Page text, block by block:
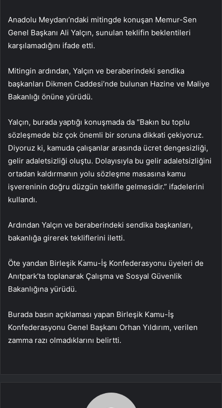
Anadolu Meydanı’ndaki mitingde konuşan Memur-Sen
Genel Başkanı Ali Yalçın, sunulan teklifin beklentileri
karşılamadığını ifade etti.
Mitingin ardından, Yalçın ve beraberindeki sendika
başkanları Dikmen Caddesi’nde bulunan Hazine ve Maliye
Bakanlığı önüne yürüdü.
Yalçın, burada yaptığı konuşmada da “Bakın bu toplu
sözleşmede biz çok önemli bir soruna dikkati çekiyoruz.
Diyoruz ki, kamuda çalışanlar arasında ücret dengesizliği,
gelir adaletsizliği oluştu. Dolayısıyla bu gelir adaletsizliğini
ortadan kaldırmanın yolu sözleşme masasına kamu
işvereninin doğru düzgün teklifle gelmesidir.” ifadelerini
kullandı.
Ardından Yalçın ve beraberindeki sendika başkanları,
bakanlığa girerek tekliflerini iletti.
Öte yandan Birleşik Kamu-İş Konfederasyonu üyeleri de
Anıtpark’ta toplanarak Çalışma ve Sosyal Güvenlik
Bakanlığına yürüdü.
Burada basın açıklaması yapan Birleşik Kamu-İş
Konfederasyonu Genel Başkanı Orhan Yıldırım, verilen
zamma razı olmadıklarını belirtti.